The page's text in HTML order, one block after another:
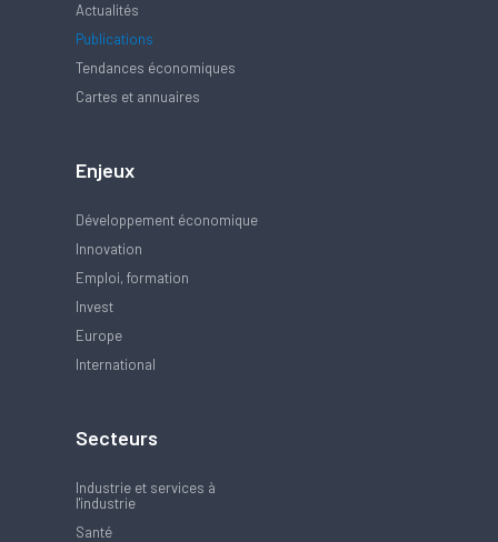
Actualités
Publications
Tendances économiques
Cartes et annuaires
Enjeux
Développement économique
Innovation
Emploi, formation
Invest
Europe
International
Secteurs
Industrie et services à
l'industrie
Santé